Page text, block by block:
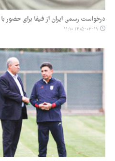
درخواست رسمی ایران از فیفا برای حضور
۱۴۰۵-۰۳-۱۹ ۱۱:۱۰